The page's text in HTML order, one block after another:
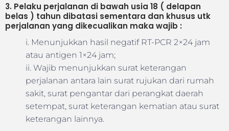
3. Pelaku perjalanan di bawah usia 18 ( delapan
belas ) tahun dibatasi sementara dan khusus utk
perjalanan yang dikecualikan maka wajib :
i. Menunjukkan hasil negatif RT-PCR 2×24 jam
atau antigen 1×24 jam;
ii. Wajib menunjukkan surat keterangan
perjalanan antara lain surat rujukan dari rumah
sakit, surat pengantar dari perangkat daerah
setempat, surat keterangan kematian atau surat
keterangan lainnya.